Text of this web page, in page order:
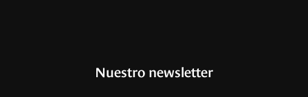
Nuestro newsletter